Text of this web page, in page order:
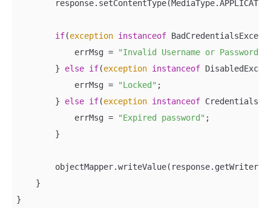
if(exception instanceof
            errMsg =
"Invalid Username or Password"
        }
else if(exception instanceof
            errMsg =
"Locked" ;
        }
else if(exception instanceof
            errMsg =
"Expired password" ;
        }
    }
}